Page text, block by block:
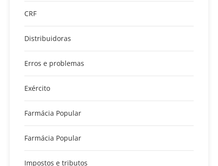
CRF
Distribuidoras
Erros e problemas
Exército
Farmácia Popular
Farmácia Popular
Impostos e tributos